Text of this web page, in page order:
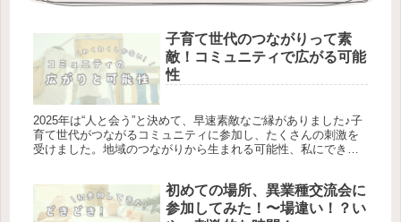
子育て世代のつながりって素
敵！コミュニティで広がる可能
性
2025年は“人と会う”と決めて、早速素敵なご縁がありました♪子
育て世代がつながるコミュニティに参加し、たくさんの刺激を
受けました。地域のつながりから生まれる可能性、私にできる
初めての場所、異業種交流会に
参加してみた！〜場違い！？い